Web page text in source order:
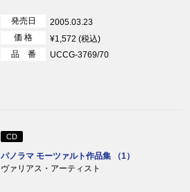
発売日
2005.03.23
価 格
¥1,572 (税込)
品 番
UCCG-3769/70
CD
パノラマ モーツァルト作品集 （1）
ヴァリアス・アーティスト